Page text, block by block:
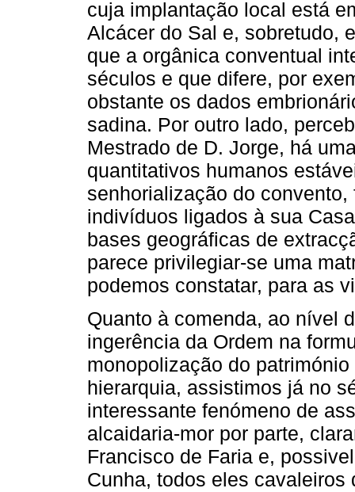
cuja implantação local está
Alcácer do Sal e, sobretudo,
que a orgânica conventual
séculos e que difere, por
obstante os dados
sadina. Por outro lado,
Mestrado de D. Jorge, há
quantitativos humanos
senhorialização do
indivíduos ligados à sua
bases geográficas de
parece privilegiar-se uma
podemos constatar, para as
Quanto à comenda, ao nível
ingerência da Ordem na
monopolização do
hierarquia, assistimos já no
interessante fenómeno de
alcaidaria-mor por parte,
Francisco de Faria e,
Cunha, todos eles cavaleiros